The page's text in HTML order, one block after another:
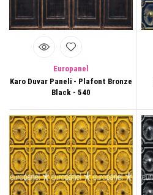
Europanel
Karo Duvar Paneli - Plafont Bronze
Black - 540